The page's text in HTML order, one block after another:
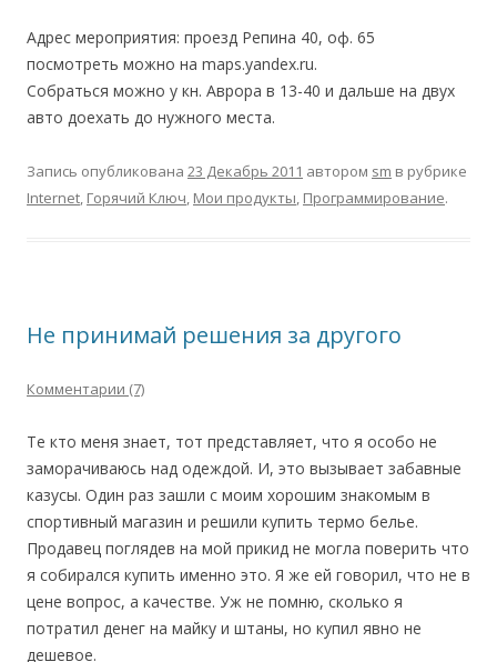
Адрес мероприятия: проезд Репина 40, оф. 65
посмотреть можно на maps.yandex.ru.
Собраться можно у кн. Аврора в 13-40 и дальше на двух
авто доехать до нужного места.
Запись опубликована 23 Декабрь 2011 автором sm в рубрике
Internet, Горячий Ключ, Мои продукты, Программирование.
Не принимай решения за другого
Комментарии (7)
Те кто меня знает, тот представляет, что я особо не
заморачиваюсь над одеждой. И, это вызывает забавные
казусы. Один раз зашли с моим хорошим знакомым в
спортивный магазин и решили купить термо белье.
Продавец поглядев на мой прикид не могла поверить что
я собирался купить именно это. Я же ей говорил, что не в
цене вопрос, а качестве. Уж не помню, сколько я
потратил денег на майку и штаны, но купил явно не
дешевое.